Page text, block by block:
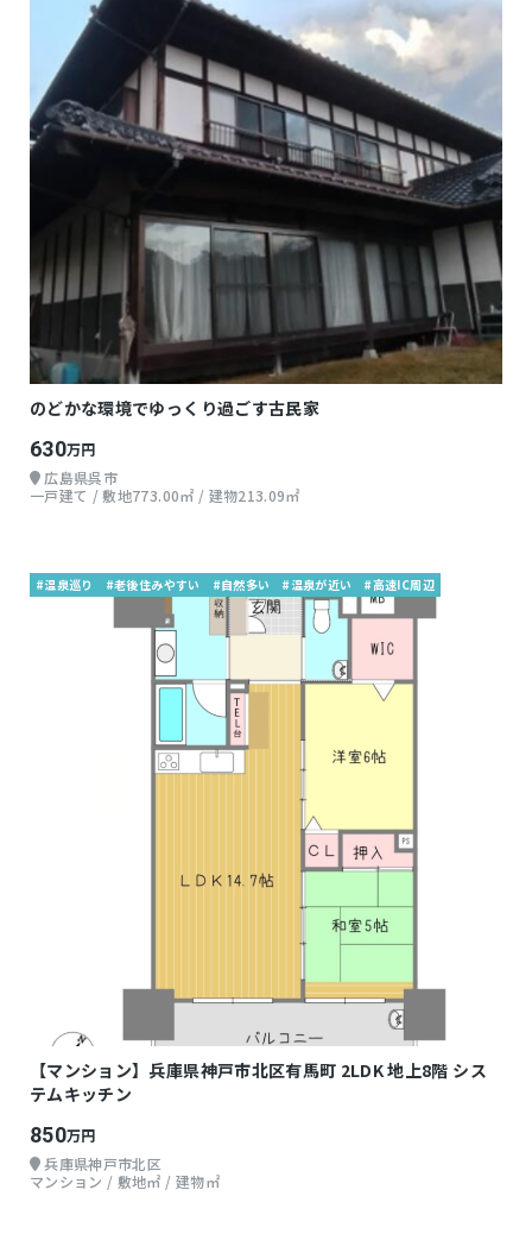
のどかな環境でゆっくり過ごす古民家
630万円
広島県呉市
一戸建て / 敷地773.00㎡ / 建物213.09㎡
#温泉巡り #老後住みやすい #自然多い #温泉が近い #高速IC周辺
【マンション】兵庫県神戸市北区有馬町 2LDK 地上8階 シス
テムキッチン
850万円
兵庫県神戸市北区
マンション / 敷地㎡ / 建物㎡